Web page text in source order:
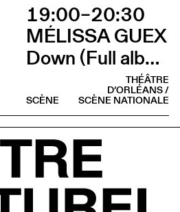
19:00–20:30
MÉLISSA GUEX
Down (Full album)
THÉÂTRE
D’ORLÉANS /
SCÈNE NATIONALE
SCÈNE